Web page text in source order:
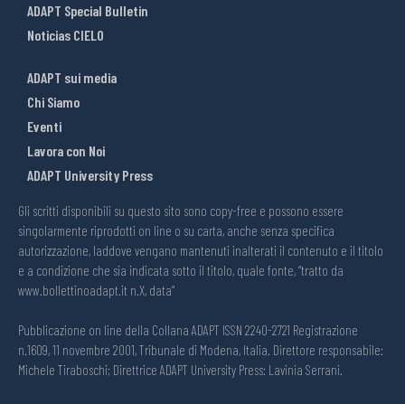
ADAPT Special Bulletin
Noticias CIELO
ADAPT sui media
Chi Siamo
Eventi
Lavora con Noi
ADAPT University Press
Gli scritti disponibili su questo sito sono copy-free e possono essere
singolarmente riprodotti on line o su carta, anche senza specifica
autorizzazione, laddove vengano mantenuti inalterati il contenuto e il titolo
e a condizione che sia indicata sotto il titolo, quale fonte, “tratto da
www.bollettinoadapt.it n.X, data“
Pubblicazione on line della Collana ADAPT ISSN 2240-2721 Registrazione
n.1609, 11 novembre 2001, Tribunale di Modena, Italia. Direttore responsabile:
Michele Tiraboschi; Direttrice ADAPT University Press: Lavinia Serrani.